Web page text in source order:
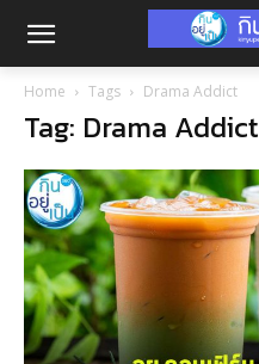
Home Tags Drama Addict
Tag: Drama Addict